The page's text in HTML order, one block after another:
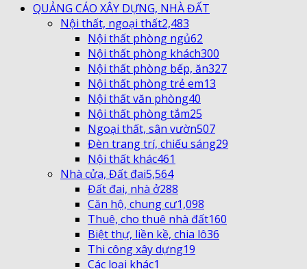
QUẢNG CÁO XÂY DỰNG, NHÀ ĐẤT
Nội thất, ngoại thất2,483
Nội thất phòng ngủ62
Nội thất phòng khách300
Nội thất phòng bếp, ăn327
Nội thất phòng trẻ em13
Nội thất văn phòng40
Nội thất phòng tắm25
Ngoại thất, sân vườn507
Đèn trang trí, chiếu sáng29
Nội thất khác461
Nhà cửa, Đất đai5,564
Đất đai, nhà ở288
Căn hộ, chung cư1,098
Thuê, cho thuê nhà đất160
Biệt thự, liền kề, chia lô36
Thi công xây dựng19
Các loại khác1